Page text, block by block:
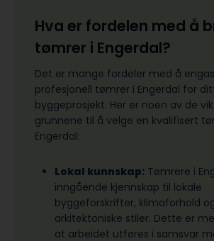
Hva er fordelen med å
tømrer i Engerdal?
Det er mange fordeler med å
profesjonell tømrer i Engerdal for
byggeprosjekt. Her er noen av de
grunnene til å velge en kvalifisert
Engerdal:
Lokal kunnskap: Tømrere i
inngående kjennskap til lokale
byggeforskrifter, klimaforhold
arkitektoniske stiler. Dette er
at arbeidet utføres i samsvar